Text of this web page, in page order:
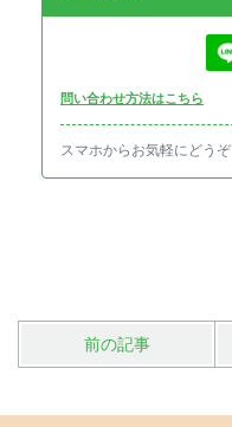
問い合わせ方法はこちら
スマホからお気軽にどうぞ
前の記事